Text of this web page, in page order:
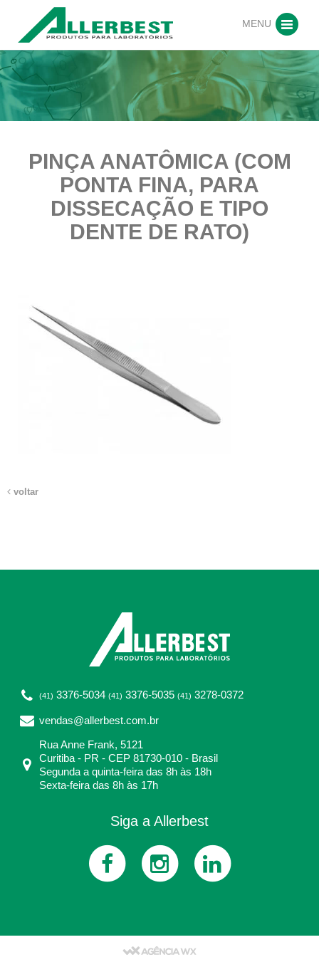
MENU
PINÇA ANATÔMICA (COM
PONTA FINA, PARA
DISSECAÇÃO E TIPO
DENTE DE RATO)
voltar
(41) 3376-5034 (41) 3376-5035 (41) 3278-0372
vendas@allerbest.com.br
Rua Anne Frank, 5121
Curitiba - PR - CEP 81730-010 - Brasil
Segunda a quinta-feira das 8h às 18h
Sexta-feira das 8h às 17h
Siga a Allerbest